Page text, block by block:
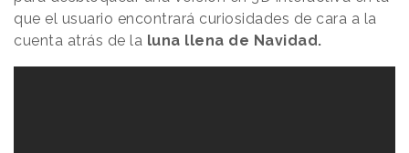
que el usuario encontrará curiosidades de cara a la
cuenta atrás de la luna llena de Navidad.